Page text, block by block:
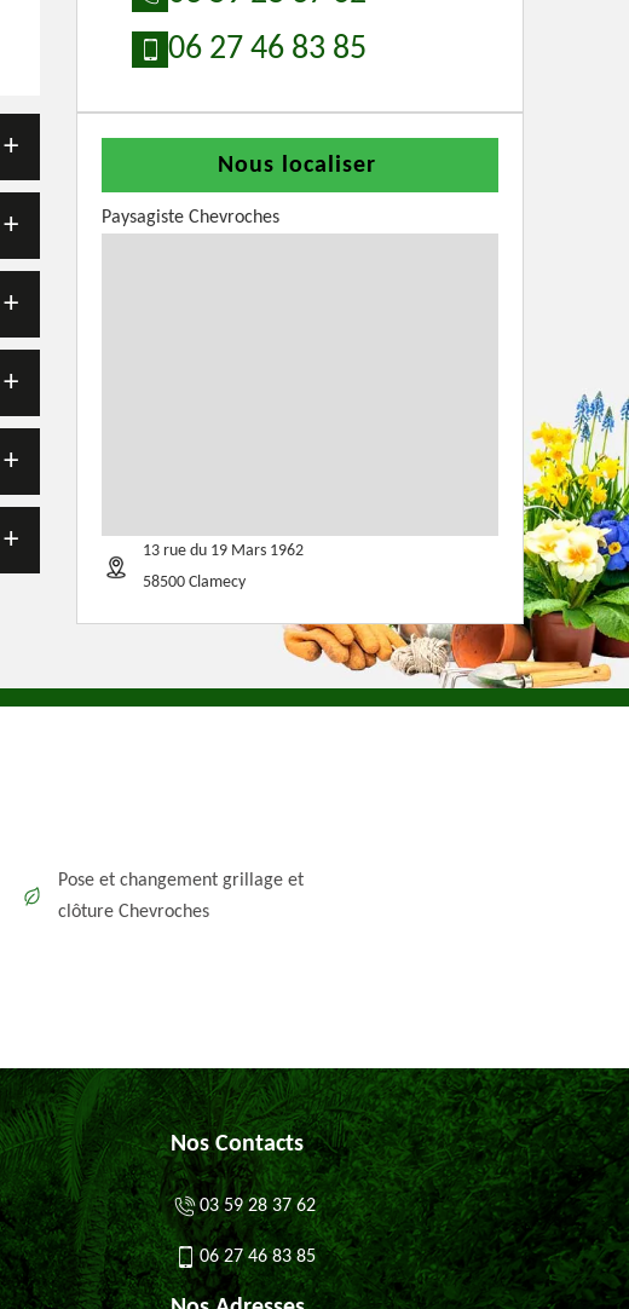
06 27 46 83 85
Nous localiser
Paysagiste Chevroches
13 rue du 19 Mars 1962
58500 Clamecy
Pose et changement grillage et
clôture Chevroches
Nos Contacts
03 59 28 37 62
06 27 46 83 85